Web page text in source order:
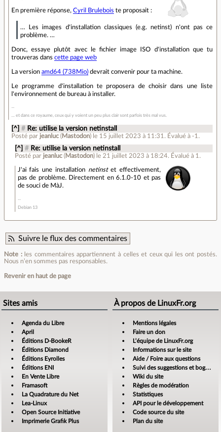
En première réponse, Cyril Brulebois te proposait :
… Les images d'installation classiques (e.g. netinst) n'ont pas ce
problème. …
Donc, essaye plutôt avec le fichier image ISO d'installation que tu
trouveras dans cette page web
La version amd64 (738Mio) devrait convenir pour ta machine.
Le programme d'installation te proposera de choisir dans une liste
l'environnement de bureau à installer.
… et dans ce royaume, ceux qui y voient un peu plus clair sont parfois très mal vus.
[^] # Re: utilise la version netinstall
Posté par jeanluc( Mastodon) le 15 juillet 2023 à 11:31 . Évalué à -1 .
[^] # Re: utilise la version netinstall
Posté par jeanluc( Mastodon) le 21 juillet 2023 à 18:24. Évalué à 1 .
J'ai fais une installation netinstet effectivement,
pas de problème. Directement en 6.1.0-10 et pas
de souci de MàJ.
Debian 13
Suivre le flux des commentaires
Note :les commentaires appartiennent à celles et ceux qui les ont postés.
Nous n’en sommes pas responsables.
Revenir en haut de page
Sites amis
Agenda du Libre
April
Éditions D-BookeR
Éditions Diamond
Éditions Eyrolles
Éditions ENI
En Vente Libre
Framasoft
La Quadrature du Net
Lea-Linux
Open Source Initiative
Imprimerie Grafik Plus
À propos de LinuxFr.org
Mentions légales
Faire un don
L’équipe de LinuxFr.org
Informations sur le site
Aide / Foire aux questions
Suivi des suggestions et bogues
Wiki du site
Règles de modération
Statistiques
API pour le développement
Code source du site
Plan du site